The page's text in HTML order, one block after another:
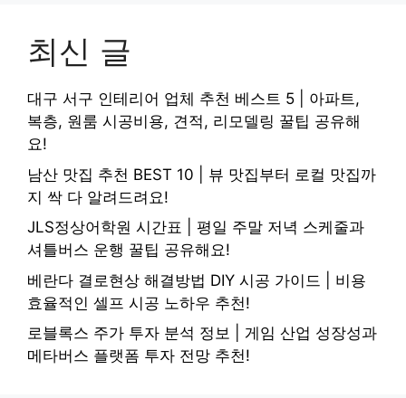
최신 글
대구 서구 인테리어 업체 추천 베스트 5 | 아파트,
복층, 원룸 시공비용, 견적, 리모델링 꿀팁 공유해
요!
남산 맛집 추천 BEST 10 | 뷰 맛집부터 로컬 맛집까
지 싹 다 알려드려요!
JLS정상어학원 시간표 | 평일 주말 저녁 스케줄과
셔틀버스 운행 꿀팁 공유해요!
베란다 결로현상 해결방법 DIY 시공 가이드 | 비용
효율적인 셀프 시공 노하우 추천!
로블록스 주가 투자 분석 정보 | 게임 산업 성장성과
메타버스 플랫폼 투자 전망 추천!